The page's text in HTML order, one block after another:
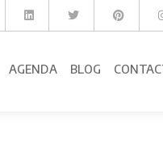
AGENDA BLOG